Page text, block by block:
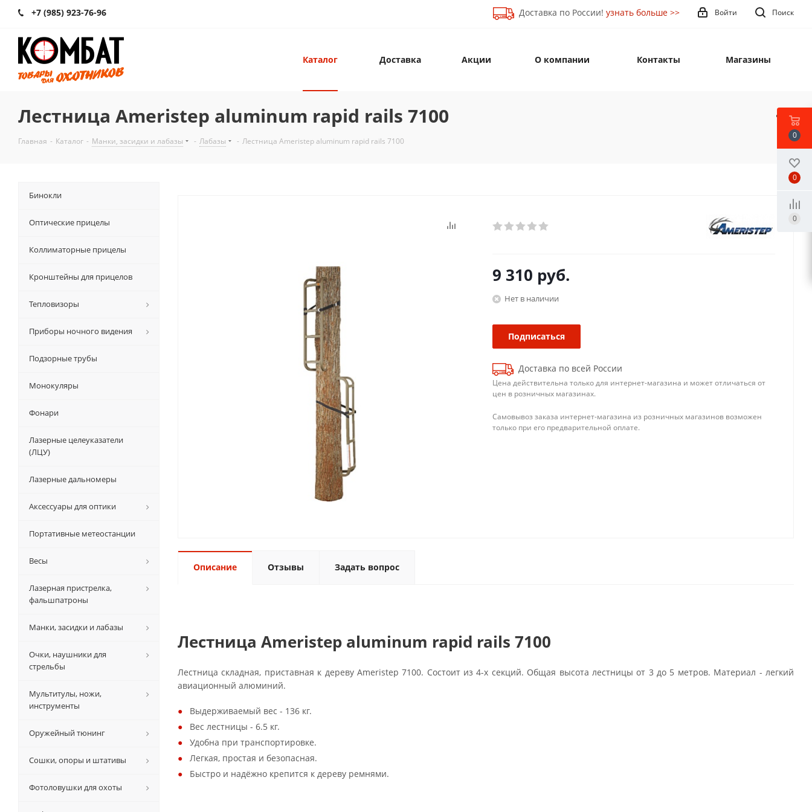
+7 (985) 923-76-96 Поиск
Войти
Доставка по России! узнать больше >>
Каталог Доставка Акции О компании Контакты Магазины
Лестница Ameristep aluminum rapid rails 7100
Главная - Каталог - Манки, засидки и лабазы - Лабазы - Лестница Ameristep aluminum rapid rails 7100
9 310 руб.
Нет в наличии
Подписаться
Доставка по всей России
Цена действительна только для интернет-магазина и может отличаться от
цен в розничных магазинах.
Самовывоз заказа интернет-магазина из розничных магазинов возможен
только при его предварительной оплате.
Описание Отзывы Задать вопрос
Лестница Ameristep aluminum rapid rails 7100
Лестница складная, приставная к дереву Ameristep 7100. Состоит из 4-х секций. Общая высота лестницы от 3 до 5 метров. Материал - легкий
авиационный алюминий.
Выдерживаемый вес - 136 кг.
Вес лестницы - 6.5 кг.
Удобна при транспортировке.
Легкая, простая и безопасная.
Быстро и надёжно крепится к дереву ремнями.
Бинокли
Оптические прицелы
Коллиматорные прицелы
Кронштейны для прицелов
Тепловизоры
Приборы ночного видения
Подзорные трубы
Монокуляры
Фонари
Лазерные целеуказатели
(ЛЦУ)
Лазерные дальномеры
Аксессуары для оптики
Портативные метеостанции
Весы
Лазерная пристрелка,
фальшпатроны
Манки, засидки и лабазы
Очки, наушники для
стрельбы
Мультитулы, ножи,
инструменты
Оружейный тюнинг
Сошки, опоры и штативы
Фотоловушки для охоты
0
0
0